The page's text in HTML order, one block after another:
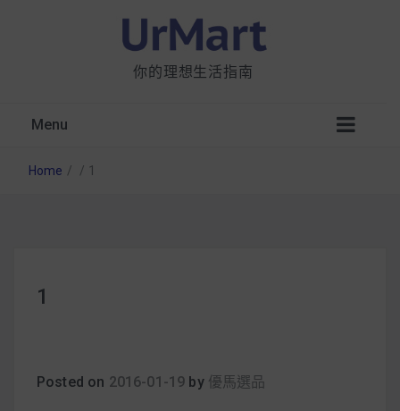
你的理想生活指南
Menu
Home / / 1
1
Posted on 2016-01-19 by 優馬選品